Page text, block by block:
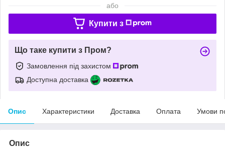
або
Купити з
Що таке купити з Пром?
Замовлення під захистом
Доступна доставка
Опис Характеристики Доставка Оплата Умови
Опис